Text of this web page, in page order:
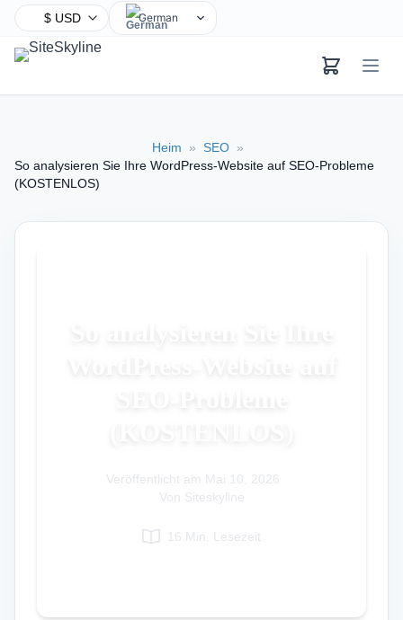
German
Arabic
Danish
Polish
Heim » SEO »
So analysieren Sie Ihre WordPress-Website auf SEO-Probleme
(KOSTENLOS)
Veröffentlicht am Mai 10, 2026
Von Siteskyline
16 Min. Lesezeit